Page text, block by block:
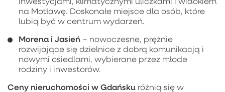
na Motławę. Doskonałe miejsce dla osób, które
lubią być w centrum wydarzeń.
Morena i Jasień – nowoczesne, prężnie
rozwijające się dzielnice z dobrą komunikacją i
nowymi osiedlami, wybierane przez młode
rodziny i inwestorów.
Ceny nieruchomości w Gdańsku różnią się w